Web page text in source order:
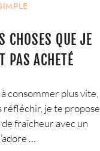
QUE JE
PAS ACHETÉ
consommer plus vite,
réfléchir, je te propose
fraîcheur avec un
…